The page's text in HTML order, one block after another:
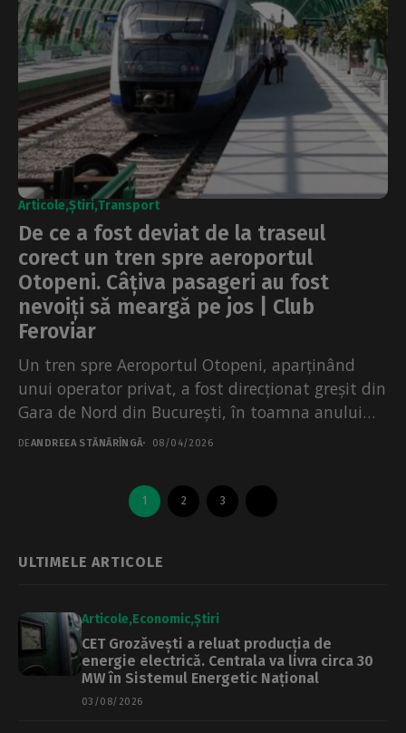
Articole Știri Transport
De ce a fost deviat de la traseul
corect un tren spre aeroportul
Otopeni. Câțiva pasageri au fost
nevoiți să meargă pe jos | Club
Feroviar
Un tren spre Aeroportul Otopeni, aparținând
unui operator privat, a fost direcționat greșit din
Gara de Nord din București, în toamna anului
trecut,...
DEANDREEA STĂNĂRÎNGĂ 08/04/2026
1 2 3
ULTIMELE ARTICOLE
Articole Economic Știri
CET Grozăvești a reluat producția de
energie electrică. Centrala va livra circa 30
MW în Sistemul Energetic Național
03/08/2026